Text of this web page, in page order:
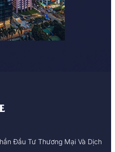
Đầu Tư Thương Mại Và Dịch